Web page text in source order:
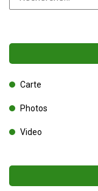
Carte
Photos
Video